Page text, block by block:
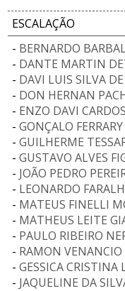
ESCALAÇÃO
- BERNARDO
- DANTE MARTIN
- DAVI LUIS SILVA
- DON HERNAN
- ENZO DAVI
- GONÇALO
- GUILHERME
- GUSTAVO ALVES
- JOÃO PEDRO
- LEONARDO
- MATEUS FINELLI
- MATHEUS LEITE
- PAULO RIBEIRO
- RAMON VENANCIO
- GESSICA CRISTINA
- JAQUELINE DA